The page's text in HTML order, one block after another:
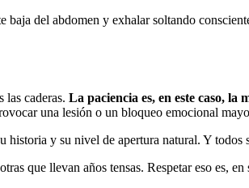
baja del abdomen y exhalar soltando
las caderas. La paciencia es, en este caso, la
una lesión o un bloqueo emocional
historia y su nivel de apertura natural. Y todos
que llevan años tensas. Respetar eso es,